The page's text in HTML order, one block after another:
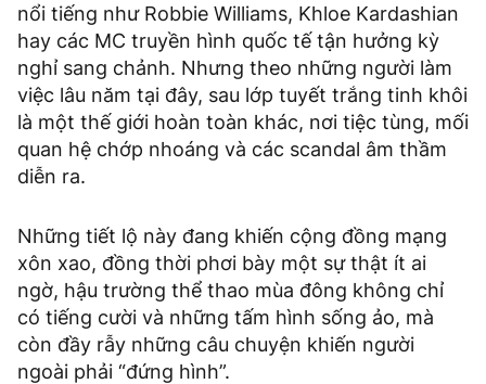
nổi tiếng như Robbie Williams, Khloe Kardashian
hay các MC truyền hình quốc tế tận hưởng kỳ
nghỉ sang chảnh. Nhưng theo những người làm
việc lâu năm tại đây, sau lớp tuyết trắng tinh khôi
là một thế giới hoàn toàn khác, nơi tiệc tùng, mối
quan hệ chớp nhoáng và các scandal âm thầm
diễn ra.
Những tiết lộ này đang khiến cộng đồng mạng
xôn xao, đồng thời phơi bày một sự thật ít ai
ngờ, hậu trường thể thao mùa đông không chỉ
có tiếng cười và những tấm hình sống ảo, mà
còn đầy rẫy những câu chuyện khiến người
ngoài phải “đứng hình”.